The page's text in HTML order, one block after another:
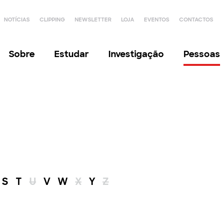
NOTÍCIAS CLIPPING NEWSLETTER LOJA EVENTOS CONTACTOS
Sobre Estudar Investigação Pessoas
S T U V W X Y Z